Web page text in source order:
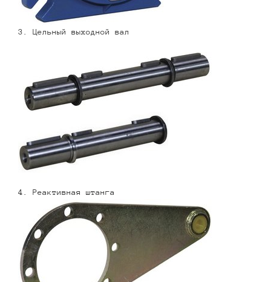
3. Цельный выходной вал
4. Реактивная штанга